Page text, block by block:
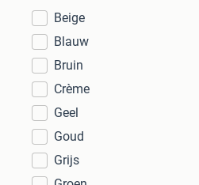
Beige
Blauw
Bruin
Crème
Geel
Goud
Grijs